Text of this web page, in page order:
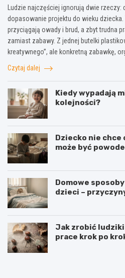
Ludzie najczęściej ignorują dwie rzeczy:
dopasowanie projektu do wieku dziecka.
przyciągają owady i brud, a zbyt trudna
zamiast zabawy. Z jednej butelki
kreatywnego”, ale konkretną zabawkę,
Czytaj dalej
Kiedy wypadają
kolejności?
Dziecko nie chce
może być
Domowe
dzieci –
Jak zrobić
prace krok po